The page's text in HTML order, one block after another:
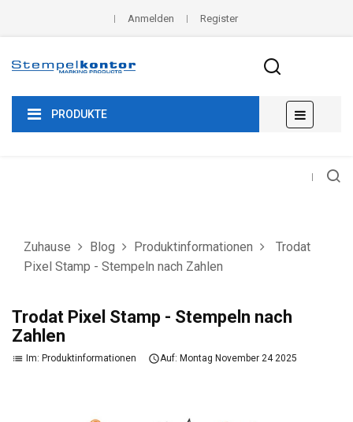
Anmelden Register
PRODUKTE
der
☰
Zuhause Blog Produktinformationen
Trodat
Pixel Stamp - Stempeln nach Zahlen
Trodat Pixel Stamp - Stempeln nach
Zahlen
list Im: Produktinformationen Auf: Montag November 24 2025